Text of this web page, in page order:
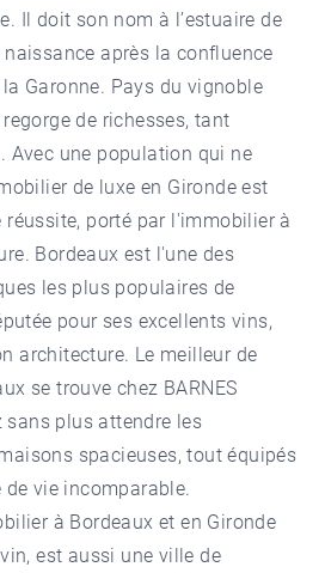
Il doit son nom à l’estuaire de
après la confluence
Garonne. Pays du vignoble
de richesses, tant
Avec une population qui ne
de luxe en Gironde est
réussite, porté par l'immobilier à
Bordeaux est l'une des
les plus populaires de
pour ses excellents vins,
architecture. Le meilleur de
se trouve chez BARNES
sans plus attendre les
spacieuses, tout équipés
vie incomparable.
à Bordeaux et en Gironde
est aussi une ville de